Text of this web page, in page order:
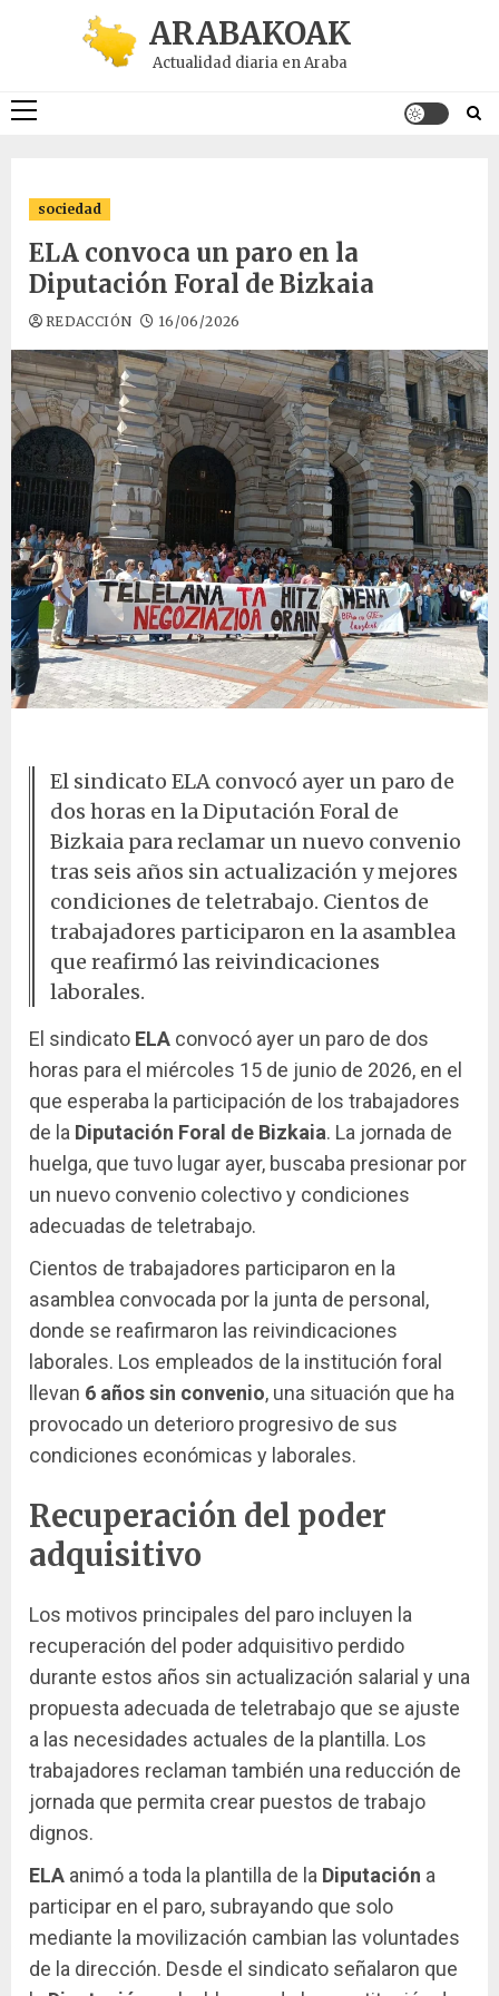
ARABAKOAK
Actualidad diaria en Araba
Menú
sociedad
ELA convoca un paro en la
Diputación Foral de Bizkaia
REDACCIÓN 16/06/2026
El sindicato ELA convocó ayer un paro de
dos horas en la Diputación Foral de
Bizkaia para reclamar un nuevo convenio
tras seis años sin actualización y mejores
condiciones de teletrabajo. Cientos de
trabajadores participaron en la asamblea
que reafirmó las reivindicaciones
laborales.
El sindicato ELA convocó ayer un paro de dos
horas para el miércoles 15 de junio de 2026, en el
que esperaba la participación de los trabajadores
de la Diputación Foral de Bizkaia. La jornada de
huelga, que tuvo lugar ayer, buscaba presionar por
un nuevo convenio colectivo y condiciones
adecuadas de teletrabajo.
Cientos de trabajadores participaron en la
asamblea convocada por la junta de personal,
donde se reafirmaron las reivindicaciones
laborales. Los empleados de la institución foral
llevan 6 años sin convenio, una situación que ha
provocado un deterioro progresivo de sus
condiciones económicas y laborales.
Recuperación del poder
adquisitivo
Los motivos principales del paro incluyen la
recuperación del poder adquisitivo perdido
durante estos años sin actualización salarial y una
propuesta adecuada de teletrabajo que se ajuste
a las necesidades actuales de la plantilla. Los
trabajadores reclaman también una reducción de
jornada que permita crear puestos de trabajo
dignos.
ELA animó a toda la plantilla de la Diputación a
participar en el paro, subrayando que solo
mediante la movilización cambian las voluntades
de la dirección. Desde el sindicato señalaron que